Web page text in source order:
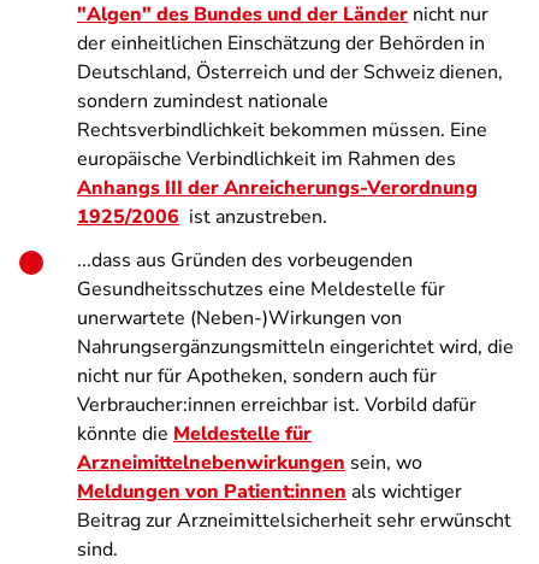
"Algen" des Bundes und der Länder nicht nur
der einheitlichen Einschätzung der Behörden in
Deutschland, Österreich und der Schweiz dienen,
sondern zumindest nationale
Rechtsverbindlichkeit bekommen müssen. Eine
europäische Verbindlichkeit im Rahmen des
Anhangs III der Anreicherungs-Verordnung
1925/2006 ist anzustreben.
...dass aus Gründen des vorbeugenden
Gesundheitsschutzes eine Meldestelle für
unerwartete (Neben-)Wirkungen von
Nahrungsergänzungsmitteln eingerichtet wird, die
nicht nur für Apotheken, sondern auch für
Verbraucher:innen erreichbar ist. Vorbild dafür
könnte die Meldestelle für
Arzneimittelnebenwirkungen sein, wo
Meldungen von Patient:innen als wichtiger
Beitrag zur Arzneimittelsicherheit sehr erwünscht
sind.